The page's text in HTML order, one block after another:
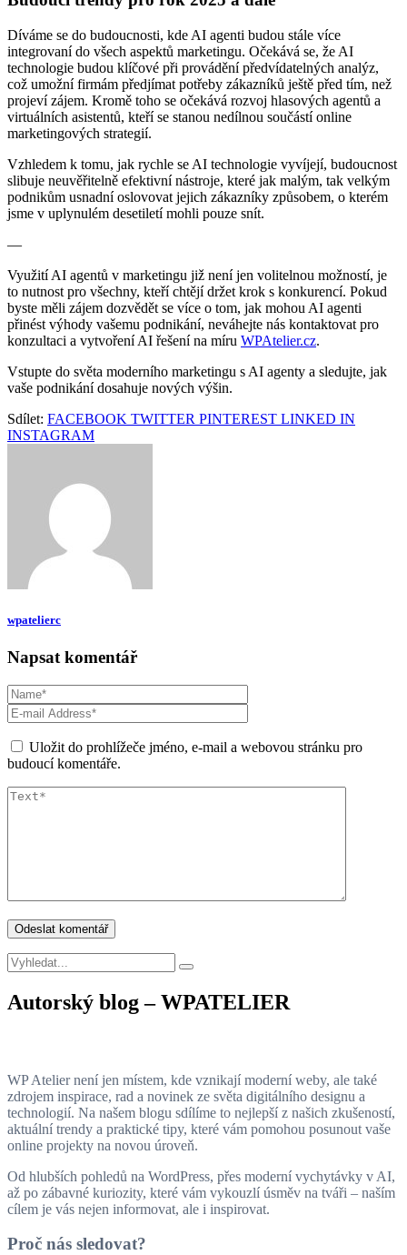
Díváme se do budoucnosti, kde AI agenti budou stále více
integrovaní do všech aspektů marketingu. Očekává se, že AI
technologie budou klíčové při provádění předvídatelných analýz,
což umožní firmám předjímat potřeby zákazníků ještě před tím, než
projeví zájem. Kromě toho se očekává rozvoj hlasových agentů a
virtuálních asistentů, kteří se stanou nedílnou součástí online
marketingových strategií.
Vzhledem k tomu, jak rychle se AI technologie vyvíjejí, budoucnost
slibuje neuvěřitelně efektivní nástroje, které jak malým, tak velkým
podnikům usnadní oslovovat jejich zákazníky způsobem, o kterém
jsme v uplynulém desetiletí mohli pouze snít.
—
Využití AI agentů v marketingu již není jen volitelnou možností, je
to nutnost pro všechny, kteří chtějí držet krok s konkurencí. Pokud
byste měli zájem dozvědět se více o tom, jak mohou AI agenti
přinést výhody vašemu podnikání, neváhejte nás kontaktovat pro
konzultaci a vytvoření AI řešení na míru WPAtelier.cz.
Vstupte do světa moderního marketingu s AI agenty a sledujte, jak
vaše podnikání dosahuje nových výšin.
Sdílet: FACEBOOK TWITTER PINTEREST LINKED IN
INSTAGRAM
wpatelierc
Napsat komentář
Uložit do prohlížeče jméno, e-mail a webovou stránku pro
budoucí komentáře.
Autorský blog – WPATELIER
WP Atelier není jen místem, kde vznikají moderní weby, ale také
zdrojem inspirace, rad a novinek ze světa digitálního designu a
technologií. Na našem blogu sdílíme to nejlepší z našich zkušeností,
aktuální trendy a praktické tipy, které vám pomohou posunout vaše
online projekty na novou úroveň.
Od hlubších pohledů na WordPress, přes moderní vychytávky v AI,
až po zábavné kuriozity, které vám vykouzlí úsměv na tváři – naším
cílem je vás nejen informovat, ale i inspirovat.
Proč nás sledovat?